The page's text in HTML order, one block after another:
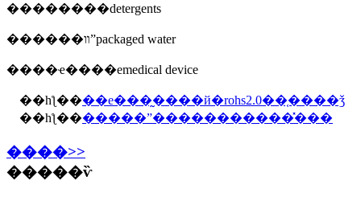
��������detergents
������װˮpackaged water
����ҽ����еmedical device
��һƪ����е���̰����й�rohs2.0��֤����ǯ
��һƪ�������ˮ�����������̽���
����>>
�����ѷ